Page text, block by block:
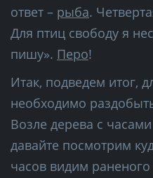
ответ – рыба.
Для птиц свободу я
пишу». Перо!
Итак, подведем итог,
необходимо
Возле дерева с
давайте посмотрим
часов видим